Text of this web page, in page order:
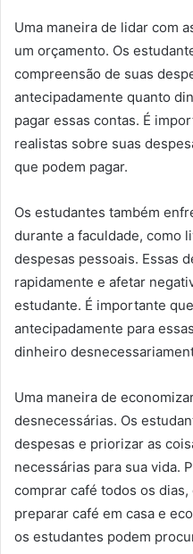
Uma maneira de lidar com
um orçamento. Os
compreensão de suas
antecipadamente quanto
pagar essas contas. É
realistas sobre suas
que podem pagar.
Os estudantes também
durante a faculdade, como
despesas pessoais. Essas
rapidamente e afetar
estudante. É importante
antecipadamente para
dinheiro
Uma maneira de
desnecessárias. Os
despesas e priorizar as
necessárias para sua vida.
comprar café todos os
preparar café em casa e
os estudantes podem